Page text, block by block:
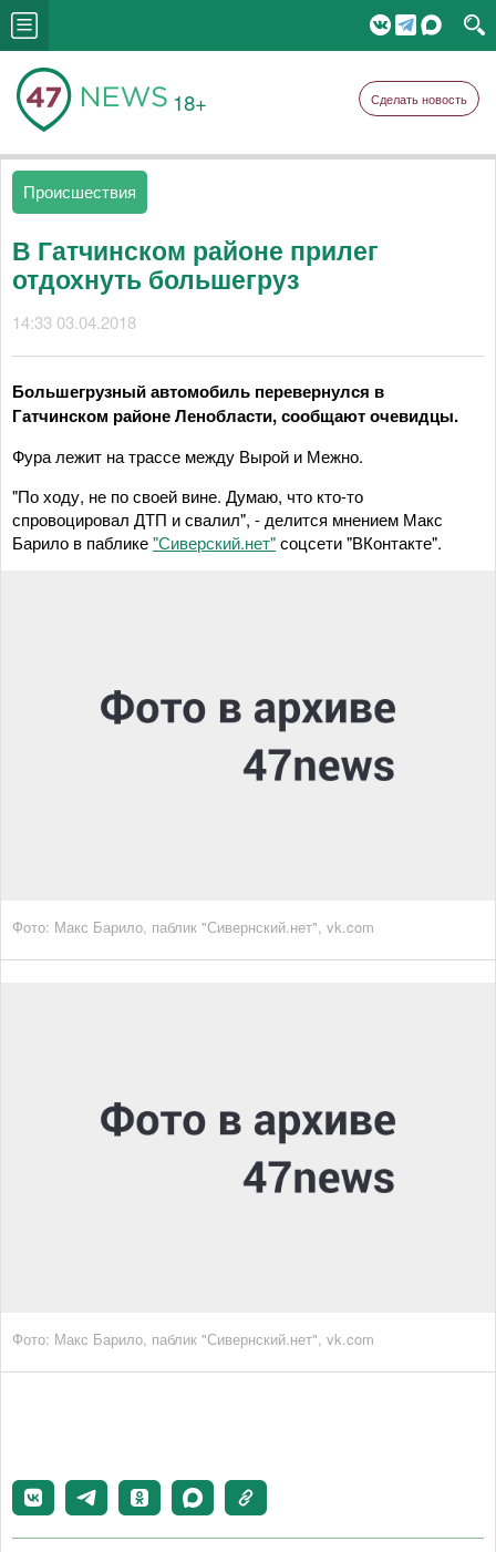
18+ Сделать новость
Происшествия
В Гатчинском районе прилег
отдохнуть большегруз
14:33 03.04.2018
Большегрузный автомобиль перевернулся в
Гатчинском районе Ленобласти, сообщают очевидцы.
Фура лежит на трассе между Вырой и Межно.
"По ходу, не по своей вине. Думаю, что кто-то
спровоцировал ДТП и свалил", - делится мнением Макс
Барило в паблике"Сиверский.нет"соцсети "ВКонтакте".
Фото: Макс Барило, паблик "Сивернский.нет", vk.com
Фото: Макс Барило, паблик "Сивернский.нет", vk.com